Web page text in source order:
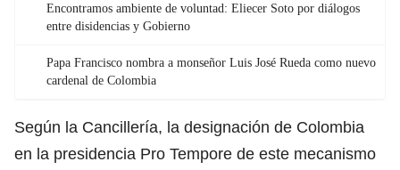
Encontramos ambiente de voluntad: Eliecer Soto por diálogos
entre disidencias y Gobierno
Papa Francisco nombra a monseñor Luis José Rueda como nuevo
cardenal de Colombia
Según la Cancillería, la designación de Colombia
en la presidencia Pro Tempore de este mecanismo